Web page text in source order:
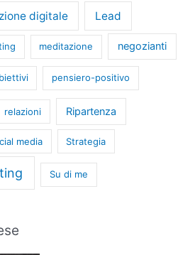
digitale Lead
meditazione negozianti
pensiero-positivo
relazioni Ripartenza
media Strategia
Su di me